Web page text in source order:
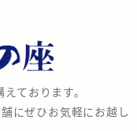
ております。
にぜひお気軽にお越し